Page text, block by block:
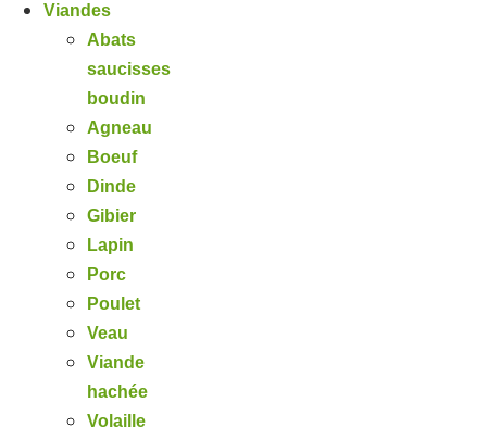
Viandes
Abats
saucisses
boudin
Agneau
Boeuf
Dinde
Gibier
Lapin
Porc
Poulet
Veau
Viande
hachée
Volaille